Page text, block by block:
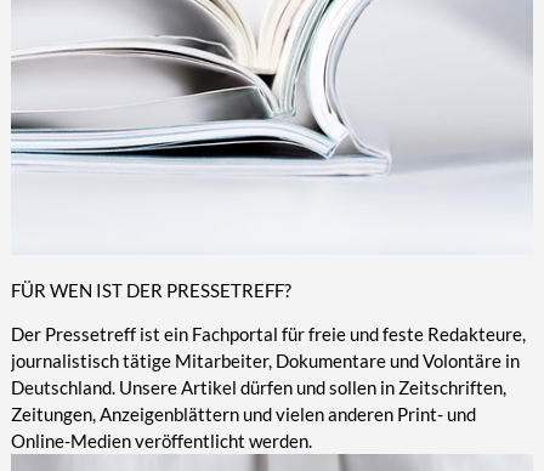
FÜR WEN IST DER PRESSETREFF?
Der Pressetreff ist ein Fachportal für freie und feste Redakteure,
journalistisch tätige Mitarbeiter, Dokumentare und Volontäre in
Deutschland. Unsere Artikel dürfen und sollen in Zeitschriften,
Zeitungen, Anzeigenblättern und vielen anderen Print- und
Online-Medien veröffentlicht werden.